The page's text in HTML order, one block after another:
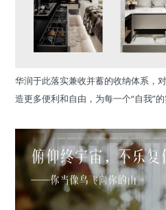
华润于此落实兼收并蓄的收纳体系，
造更多便利和自由，为每一个“自我”